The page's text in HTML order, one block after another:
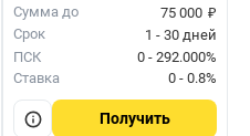
Сумма до 75 000 ₽
Срок
1 - 30 дней
ПСК
0 - 292.000%
Ставка
0 - 0.8%
Получить